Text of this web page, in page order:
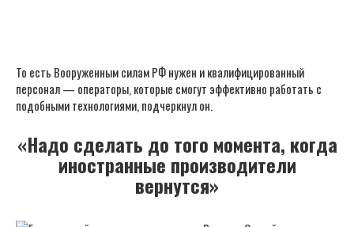
То есть Вооруженным силам РФ нужен и квалифицированный
персонал — операторы, которые смогут эффективно работать с
подобными технологиями, подчеркнул он.
«Надо сделать до того момента, когда
иностранные производители
вернутся»